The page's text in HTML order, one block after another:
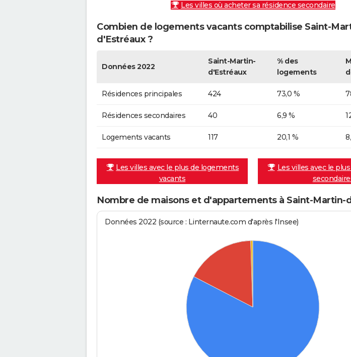
Les villes où acheter sa résidence secondaire
Combien de logements vacants comptabilise Saint-
d'Estréaux ?
Données 2022
Saint-Martin-
d'Estréaux
% des
logements
Résidences principales 424 73,0 %
Résidences secondaires 40 6,9 %
Logements vacants 117 20,1 %
Les villes avec le plus de logements
vacants
Les villes avec le
Nombre de maisons et d'appartements à Saint-Martin-
Données 2022 (source : Linternaute.com d'après l'Insee)